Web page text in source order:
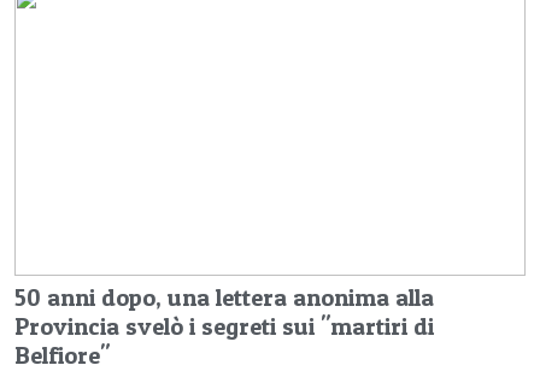
50 anni dopo, una lettera anonima alla
Provincia svelò i segreti sui "martiri di
Belfiore"